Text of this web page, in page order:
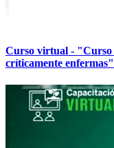
Curso virtual - "Curso
críticamente